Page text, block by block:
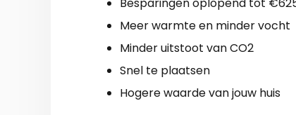
Meer warmte en minder vocht
Minder uitstoot van CO2
Snel te plaatsen
Hogere waarde van jouw huis